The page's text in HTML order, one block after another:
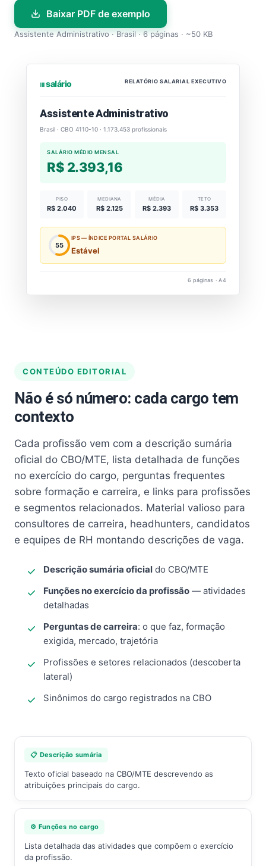
Baixar PDF de exemplo
Assistente Administrativo · Brasil · 6 páginas · ~50 KB
⏐⏐⏐ salário RELATÓRIO SALARIAL EXECUTIVO
Assistente Administrativo
Brasil · CBO 4110-10 · 1.173.453 profissionais
SALÁRIO MÉDIO MENSAL
R$ 2.393,16
PISO
R$ 2.040
MEDIANA
R$ 2.125
MÉDIA
R$ 2.393
TETO
R$ 3.353
55
IPS — ÍNDICE PORTAL SALÁRIO
Estável
6 páginas · A4
CONTEÚDO EDITORIAL
Não é só número: cada cargo tem
contexto
Cada profissão vem com a descrição sumária
oficial do CBO/MTE, lista detalhada de funções
no exercício do cargo, perguntas frequentes
sobre formação e carreira, e links para profissões
e segmentos relacionados. Material valioso para
consultores de carreira, headhunters, candidatos
e equipes de RH montando descrições de vaga.
Descrição sumária oficial do CBO/MTE
Funções no exercício da profissão — atividades
detalhadas
Perguntas de carreira: o que faz, formação
exigida, mercado, trajetória
Profissões e setores relacionados (descoberta
lateral)
Sinônimos do cargo registrados na CBO
📋 Descrição sumária
Texto oficial baseado na CBO/MTE descrevendo as
atribuições principais do cargo.
⚙️ Funções no cargo
Lista detalhada das atividades que compõem o exercício
da profissão.